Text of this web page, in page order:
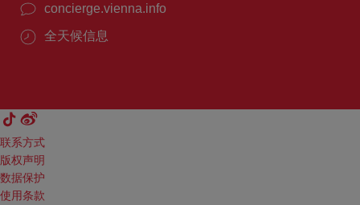
concierge.vienna.info
全天候信息
联系方式
版权声明
数据保护
使用条款